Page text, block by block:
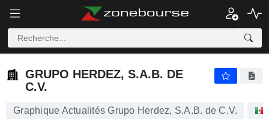
GRUPO HERDEZ, S.A.B. DE
C.V.
Graphique Actualités Grupo Herdez, S.A.B. de C.V.